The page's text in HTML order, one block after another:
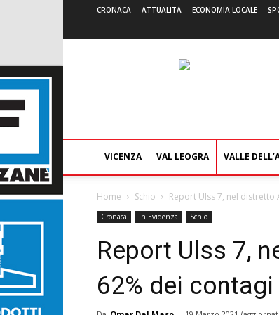
CRONACA ATTUALITÀ ECONOMIA LOCALE
VICENZA VAL LEOGRA VALLE
Home Schio Report Ulss 7, nel distretto
Cronaca In Evidenza Schio
Report Ulss 7,
62% dei